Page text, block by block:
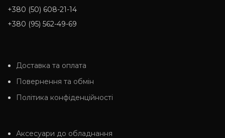
+380 (50) 608-21-14
+380 (95) 562-49-69
Доставка та оплата
Повернення та обмін
Політика конфіденційності
Аксесуари до обладнання